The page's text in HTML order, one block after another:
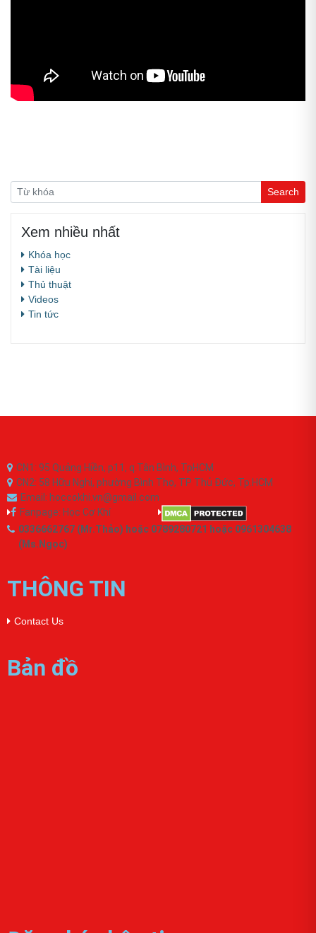
Xem nhiều nhất
Khóa học
Tài liệu
Thủ thuật
Videos
Tin tức
CN1: 95 Quảng Hiền, p11, q.Tân Bình, TpHCM
CN2: 58 Hữu Nghị, phường Bình Thọ, TP Thủ Đức, Tp.HCM
Email: hoccokhi.vn@gmail.com
Fanpage: Học Cơ Khí
0336662767 (Mr.Thảo) hoặc 0789280721 hoặc 0961304638
(Ms.Ngọc)
THÔNG TIN
Contact Us
Bản đồ